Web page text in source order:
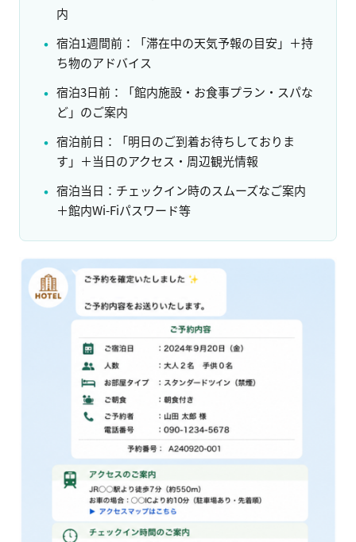
内
宿泊1週間前：「滞在中の天気予報の目安」＋持
ち物のアドバイス
宿泊3日前：「館内施設・お食事プラン・スパな
ど」のご案内
宿泊前日：「明日のご到着お待ちしておりま
す」＋当日のアクセス・周辺観光情報
宿泊当日：チェックイン時のスムーズなご案内
＋館内Wi-Fiパスワード等